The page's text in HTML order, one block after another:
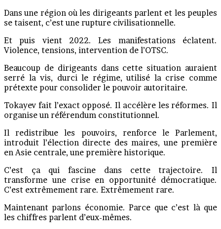
Dans une région où les dirigeants parlent et les peuples
se taisent, c’est une rupture civilisationnelle.
Et puis vient 2022. Les manifestations éclatent.
Violence, tensions, intervention de l’OTSC.
Beaucoup de dirigeants dans cette situation auraient
serré la vis, durci le régime, utilisé la crise comme
prétexte pour consolider le pouvoir autoritaire.
Tokayev fait l’exact opposé. Il accélère les réformes. Il
organise un référendum constitutionnel.
Il redistribue les pouvoirs, renforce le Parlement,
introduit l’élection directe des maires, une première
en Asie centrale, une première historique.
C’est ça qui fascine dans cette trajectoire. Il
transforme une crise en opportunité démocratique.
C’est extrêmement rare. Extrêmement rare.
Maintenant parlons économie. Parce que c’est là que
les chiffres parlent d’eux-mêmes.